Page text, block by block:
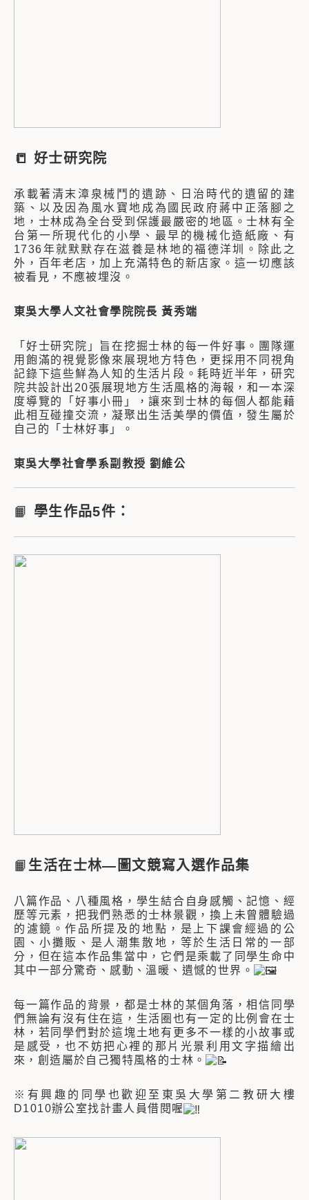
📒 好士研究院
承載著清末漳泉械鬥的遺跡、日治時代的遺留的建
築、以及因為風水寶地成為國民政府蔣中正落腳之
地，士林成為全台受到保護最嚴密的地區。士林有全
台第一所現代化的小學、最早的機械化造紙廠、有
1736年就默默存在滋養是林地的福德洋圳。除此之
外，百年老店，加上充滿特色的新店家。這一切應該
被看見，不應被埋沒。
東吳大學人文社會學院院長 黃秀端
「好士研究院」旨在挖掘士林的每一件好事。團隊運
用飽滿的視覺影像來展現地方特色，更採用不同視角
記錄下這些鮮為人知的生活片段。耗時近半年，研究
院共設計出20張展現地方生活風格的海報，和一本深
度導覽的「好事小冊」，讓來到士林的每個人都能藉
此相互碰撞交流，凝聚出生活美學的價值，發生屬於
自己的「士林好事」。
東吳大學社會學系副教授 劉維公
📙 學生作品5件：
📙 生活在士林—圖文競寫入選作品集
八篇作品、八種風格，學生結合自身感觸、記憶、經
歷等元素，把我們熟悉的士林景觀，換上未曾體驗過
的濾鏡。作品所提及的地點，是上下課會經過的公
園、小攤販、是人潮集散地，等於生活日常的一部
分，但在這本作品集當中，它們是乘載了同學生命中
其中一部分驚奇、感動、溫暖、遺憾的世界。
每一篇作品的背景，都是士林的某個角落，相信同學
們無論有沒有住在這，生活圈也有一定的比例會在士
林，若同學們對於這塊土地有更多不一樣的小故事或
是感受，也不妨把心裡的那片光景利用文字描繪出
來，創造屬於自己獨特風格的士林。
※有興趣的同學也歡迎至東吳大學第二教研大樓
D1010辦公室找計畫人員借閱喔